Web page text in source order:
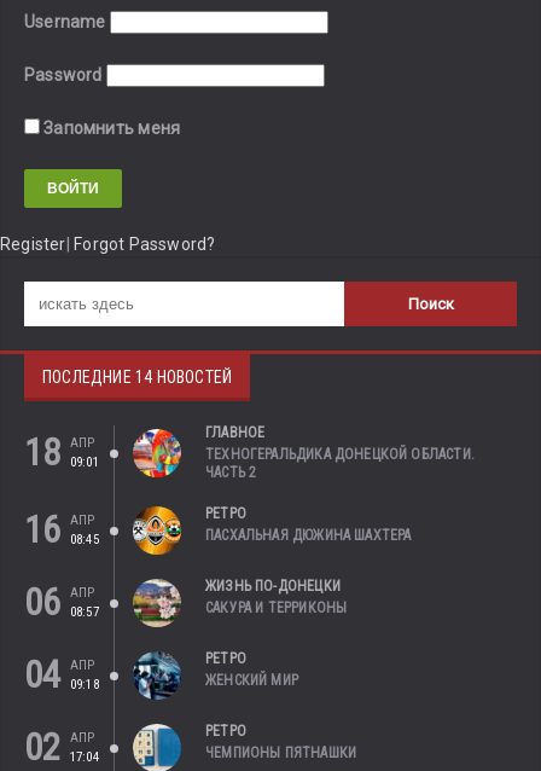
Username
Password
Запомнить меня
Register Forgot Password?
ПОСЛЕДНИЕ 14 НОВОСТЕЙ
18
АПР
09:01
ГЛАВНОЕ
ТЕХНОГЕРАЛЬДИКА ДОНЕЦКОЙ ОБЛАСТИ.
ЧАСТЬ 2
16
АПР
08:45
РЕТРО
ПАСХАЛЬНАЯ ДЮЖИНА ШАХТЕРА
06
АПР
08:57
ЖИЗНЬ ПО-ДОНЕЦКИ
САКУРА И ТЕРРИКОНЫ
04 АПР
09:18
РЕТРО
ЖЕНСКИЙ МИР
02
АПР
17:04
РЕТРО
ЧЕМПИОНЫ ПЯТНАШКИ